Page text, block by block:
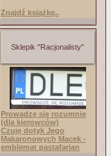
Znajdź książkę..
Sklepik "Racjonalisty"
Prowadzę się rozumnie
(dla kierowców)
Czuję dotyk Jego
Makaronowych Macek -
emblemat pastafarian